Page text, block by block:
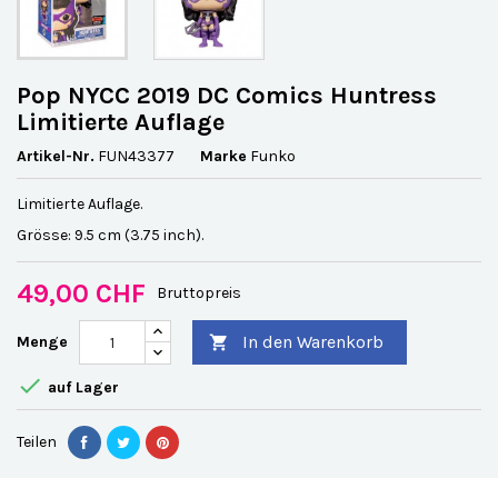
Pop NYCC 2019 DC Comics Huntress
Limitierte Auflage
Artikel-Nr. FUN43377 Marke Funko
Limitierte Auflage.
Grösse: 9.5 cm (3.75 inch).
49,00 CHF Bruttopreis
Menge  In den Warenkorb
 auf Lager
Teilen